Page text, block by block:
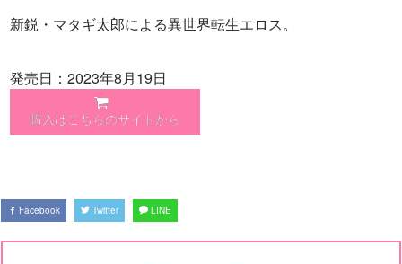
新鋭・マタギ太郎による異世界転生エロス。
発売日：2023年8月19日
購入はこちらのサイトから
Facebook Twitter LINE